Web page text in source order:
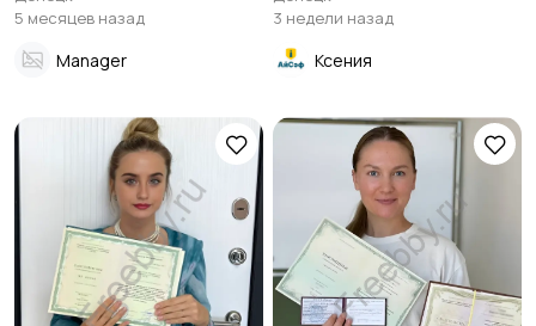
5 месяцев назад
Manager
3 недели назад
Ксения